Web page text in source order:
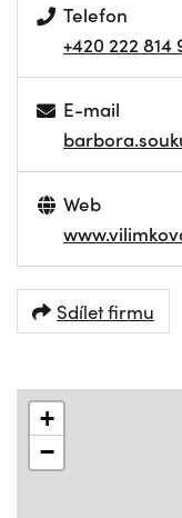
Telefon
+420 222 814
E-mail
Web
Sdílet firmu
+
−